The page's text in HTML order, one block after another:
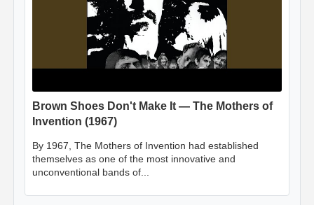
Brown Shoes Don't Make It — The Mothers of
Invention (1967)
By 1967, The Mothers of Invention had established
themselves as one of the most innovative and
unconventional bands of...